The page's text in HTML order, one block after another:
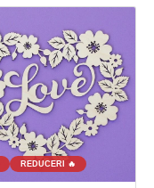
REDUCERI 🔥